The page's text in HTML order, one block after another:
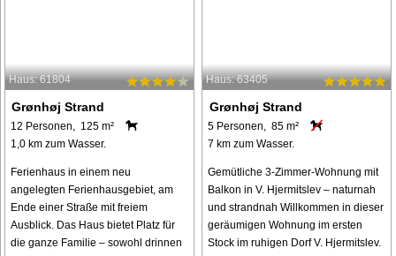
Haus: 61804
Grønhøj Strand
12 Personen, 125 m²
1,0 km zum Wasser.
Ferienhaus in einem neu
angelegten Ferienhausgebiet, am
Ende einer Straße mit freiem
Ausblick. Das Haus bietet Platz für
die ganze Familie – sowohl drinnen
Haus: 63405
Grønhøj Strand
5 Personen, 85 m²
7 km zum Wasser.
Gemütliche 3-Zimmer-Wohnung mit
Balkon in V. Hjermitslev – naturnah
und strandnah Willkommen in dieser
geräumigen Wohnung im ersten
Stock im ruhigen Dorf V. Hjermitslev.